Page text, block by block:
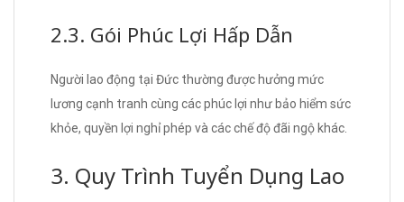
2.3. Gói Phúc Lợi Hấp Dẫn
Người lao động tại Đức thường được hưởng mức
lương cạnh tranh cùng các phúc lợi như bảo hiểm sức
khỏe, quyền lợi nghỉ phép và các chế độ đãi ngộ khác.
3. Quy Trình Tuyển Dụng Lao